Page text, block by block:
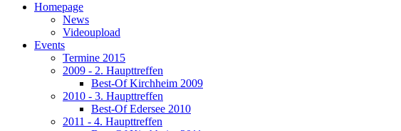
Homepage
News
Videoupload
Events
Termine 2015
2009 - 2. Haupttreffen
Best-Of Kirchheim 2009
2010 - 3. Haupttreffen
Best-Of Edersee 2010
2011 - 4. Haupttreffen